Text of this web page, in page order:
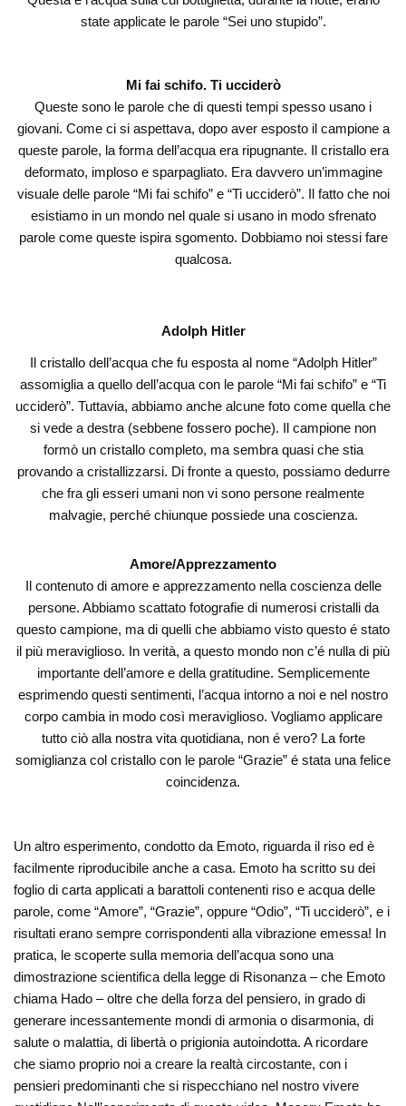
state applicate le parole “Sei uno stupido”.
Mi fai schifo. Ti ucciderò
Queste sono le parole che di questi tempi spesso usano i
giovani. Come ci si aspettava, dopo aver esposto il campione a
queste parole, la forma dell’acqua era ripugnante. Il cristallo era
deformato, imploso e sparpagliato. Era davvero un’immagine
visuale delle parole “Mi fai schifo” e “Ti ucciderò”. Il fatto che noi
esistiamo in un mondo nel quale si usano in modo sfrenato
parole come queste ispira sgomento. Dobbiamo noi stessi fare
qualcosa.
Adolph Hitler
Il cristallo dell’acqua che fu esposta al nome “Adolph Hitler”
assomiglia a quello dell’acqua con le parole “Mi fai schifo” e “Ti
ucciderò”. Tuttavia, abbiamo anche alcune foto come quella che
si vede a destra (sebbene fossero poche). Il campione non
formò un cristallo completo, ma sembra quasi che stia
provando a cristallizzarsi. Di fronte a questo, possiamo dedurre
che fra gli esseri umani non vi sono persone realmente
malvagie, perché chiunque possiede una coscienza.
Amore/Apprezzamento
Il contenuto di amore e apprezzamento nella coscienza delle
persone. Abbiamo scattato fotografie di numerosi cristalli da
questo campione, ma di quelli che abbiamo visto questo é stato
il più meraviglioso. In verità, a questo mondo non c’é nulla di più
importante dell’amore e della gratitudine. Semplicemente
esprimendo questi sentimenti, l’acqua intorno a noi e nel nostro
corpo cambia in modo così meraviglioso. Vogliamo applicare
tutto ciò alla nostra vita quotidiana, non é vero? La forte
somiglianza col cristallo con le parole “Grazie” é stata una felice
coincidenza.
Un altro esperimento, condotto da Emoto, riguarda il riso ed è
facilmente riproducibile anche a casa. Emoto ha scritto su dei
foglio di carta applicati a barattoli contenenti riso e acqua delle
parole, come “Amore”, “Grazie”, oppure “Odio”, “Ti ucciderò”, e i
risultati erano sempre corrispondenti alla vibrazione emessa! In
pratica, le scoperte sulla memoria dell’acqua sono una
dimostrazione scientifica della legge di Risonanza – che Emoto
chiama Hado – oltre che della forza del pensiero, in grado di
generare incessantemente mondi di armonia o disarmonia, di
salute o malattia, di libertà o prigionia autoindotta. A ricordare
che siamo proprio noi a creare la realtà circostante, con i
pensieri predominanti che si rispecchiano nel nostro vivere